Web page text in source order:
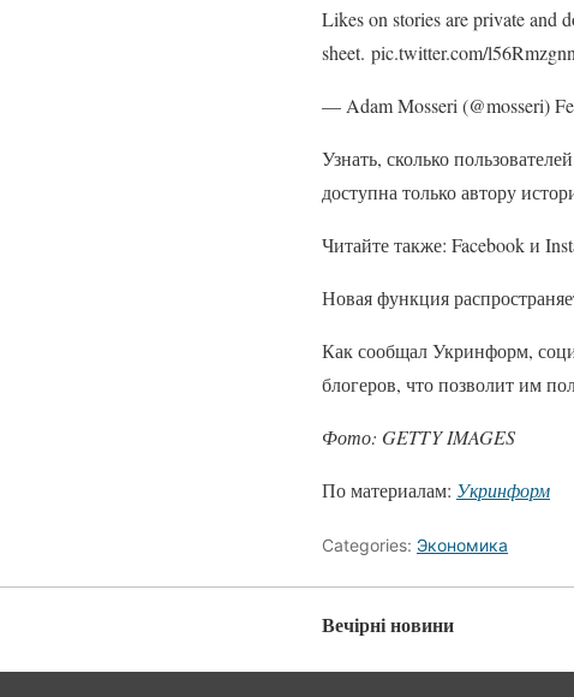
Likes on stories are private and
sheet. pic.twitter.com/
— Adam Mosseri (@mosseri)
Узнать, сколько
доступна только автору
Читайте также: Facebook и
Новая функция
Как сообщал Укринформ,
блогеров, что позволит им
Фото: GETTY IMAGES
По материалам: Укринформ
Categories: Экономика
Вечірні новини